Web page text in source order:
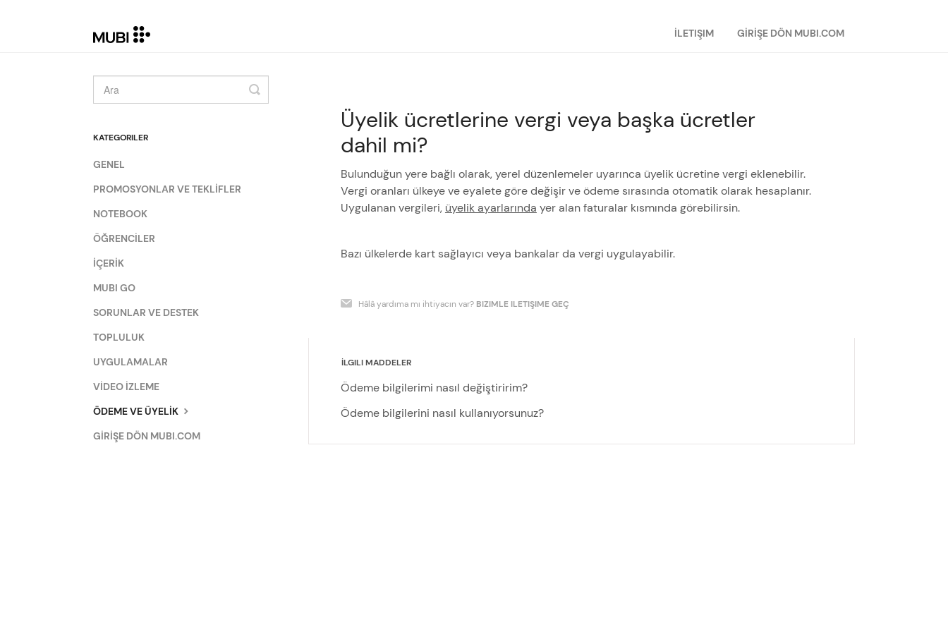
İLETIŞIM GİRİŞE DÖN MUBI.COM
Üyelik ücretlerine vergi veya başka ücretler
dahil mi?
Bulunduğun yere bağlı olarak, yerel düzenlemeler uyarınca üyelik ücretine vergi eklenebilir.
Vergi oranları ülkeye ve eyalete göre değişir ve ödeme sırasında otomatik olarak hesaplanır.
Uygulanan vergileri, üyelik ayarlarında yer alan faturalar kısmında görebilirsin.
Bazı ülkelerde kart sağlayıcı veya bankalar da vergi uygulayabilir.
Hâlâ yardıma mı ihtiyacın var? BIZIMLE ILETIŞIME GEÇ
İLGILI MADDELER
Ödeme bilgilerimi nasıl değiştiririm?
Ödeme bilgilerini nasıl kullanıyorsunuz?
Toggle
Search
KATEGORILER
GENEL
PROMOSYONLAR VE TEKLİFLER
NOTEBOOK
ÖĞRENCİLER
İÇERİK
MUBI GO
SORUNLAR VE DESTEK
TOPLULUK
UYGULAMALAR
VİDEO İZLEME
ÖDEME VE ÜYELİK
GİRİŞE DÖN MUBI.COM